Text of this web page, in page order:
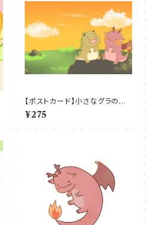
【ポストカード】小さなグラの大
きないっぽ
¥275